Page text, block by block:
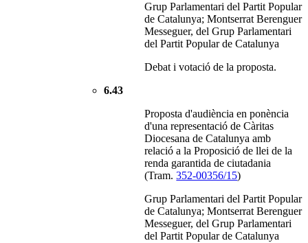
Grup Parlamentari del Partit Popular
de Catalunya; Montserrat Berenguer
Messeguer, del Grup Parlamentari
del Partit Popular de Catalunya
Debat i votació de la proposta.
6.43
Proposta d'audiència en ponència
d'una representació de Càritas
Diocesana de Catalunya amb
relació a la Proposició de llei de la
renda garantida de ciutadania
(Tram.352-00356/15)
Grup Parlamentari del Partit Popular
de Catalunya; Montserrat Berenguer
Messeguer, del Grup Parlamentari
del Partit Popular de Catalunya